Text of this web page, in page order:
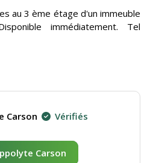
au 3 ème étage d'un immeuble
immédiatement. Tel
Carson Vérifiés
Carson